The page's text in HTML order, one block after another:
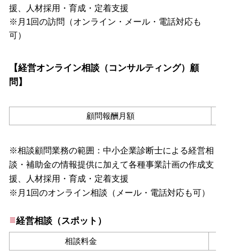
援、人材採用・育成・定着支援
※月1回の訪問（オンライン・メール・電話対応も
可）
【経営オンライン相談（コンサルティング）顧
問 】
顧問報酬月額
※相談顧問業務の範囲：中小企業診断士による経営相
談・補助金の情報提供に加えて各種事業計画の作成支
援、人材採用・育成・定着支援
※月1回のオンライン相談（メール・電話対応も可）
経営相談（スポット）
相談料金